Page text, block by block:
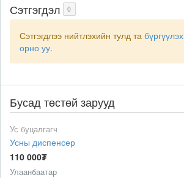
Сэтгэгдэл 0
Сэтгэгдлээ нийтлэхийн тулд та бүргүүлэх
орно уу.
Бусад төстөй зарууд
Ус буцалгагч
Усны диспенсер
110 000₮
Улаанбаатар